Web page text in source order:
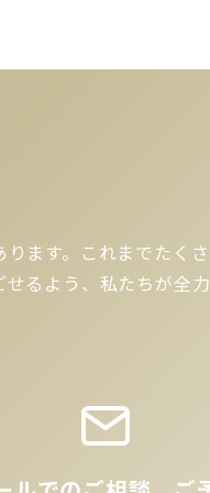
ます。これまでたく
るよう、私たちが全